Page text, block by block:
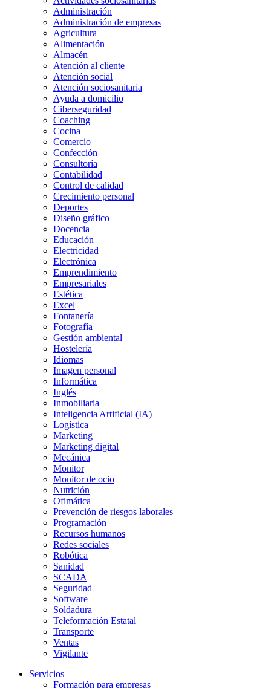
Administración
Administración de empresas
Agricultura
Alimentación
Almacén
Atención al cliente
Atención social
Atención sociosanitaria
Ayuda a domicilio
Ciberseguridad
Coaching
Cocina
Comercio
Confección
Consultoría
Contabilidad
Control de calidad
Crecimiento personal
Deportes
Diseño gráfico
Docencia
Educación
Electricidad
Electrónica
Emprendimiento
Empresariales
Estética
Excel
Fontanería
Fotografía
Gestión ambiental
Hostelería
Idiomas
Imagen personal
Informática
Inglés
Inmobiliaria
Inteligencia Artificial (IA)
Logística
Marketing
Marketing digital
Mecánica
Monitor
Monitor de ocio
Nutrición
Ofimática
Prevención de riesgos laborales
Programación
Recursos humanos
Redes sociales
Robótica
Sanidad
SCADA
Seguridad
Software
Soldadura
Teleformación Estatal
Transporte
Ventas
Vigilante
Servicios
Formación para empresas